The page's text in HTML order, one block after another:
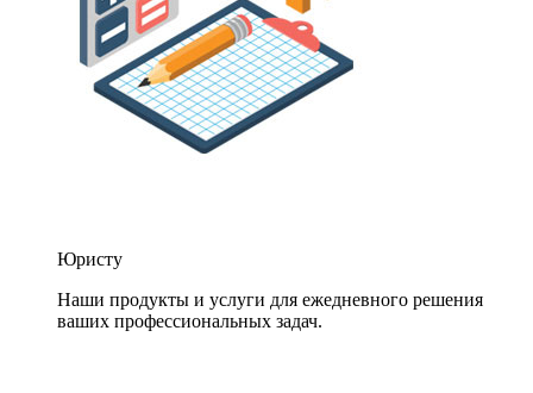
Юристу
Наши продукты и услуги для ежедневного решения
ваших профессиональных задач.